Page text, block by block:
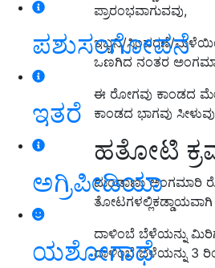
ಪಶುಸಂಗೋಪನೆ
ಇತರೆ
ಅಗ್ರಿಪೀಡಿಯಾ
ಯಶೋಗಾಥೆ
ಪ್ರಾರಂಭವಾಗುವವು,
ಇಬ್ಬನಿ/ಸಿಂಪರಣೆ/
ಒಣಗಿದ ನಂತರ
ಈ ರೋಗವು ಕಾಂಡದ
ಕಾಂಡದ ಭಾಗವು
ಹತೋಟಿ
ದುಂಡಾಣು ಅಂಗಮಾರಿ
ತೋಟಗಳಲ್ಲಿಕಡ್ಡಾಯವಾಗಿ
ದಾಳಿಂಬೆ ಬೆಳೆಯನ್ನು ಮಿರಿಗ್
ದಾಳಿಂಬೆ ಬೆಳೆಯನ್ನು 3